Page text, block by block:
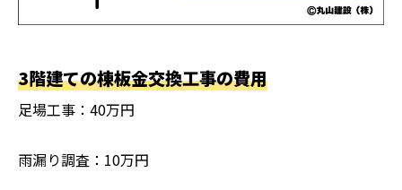
3階建ての棟板金交換工事の費用
足場工事：40万円
雨漏り調査：10万円